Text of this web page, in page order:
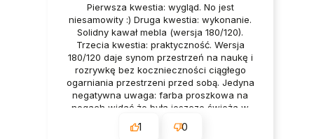
Pierwsza kwestia: wygląd. No jest
niesamowity :) Druga kwestia: wykonanie.
Solidny kawał mebla (wersja 180/120).
Trzecia kwestia: praktyczność. Wersja
180/120 daje synom przestrzeń na naukę i
rozrywkę bez kocznieczności ciągłego
ogarniania przestrzeni przed sobą. Jedyna
negatywna uwaga: farba proszkowa na
nogach widać że była jeszcze świeża w
posypała.
1 0